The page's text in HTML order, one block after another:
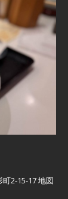
2-15-17 地図